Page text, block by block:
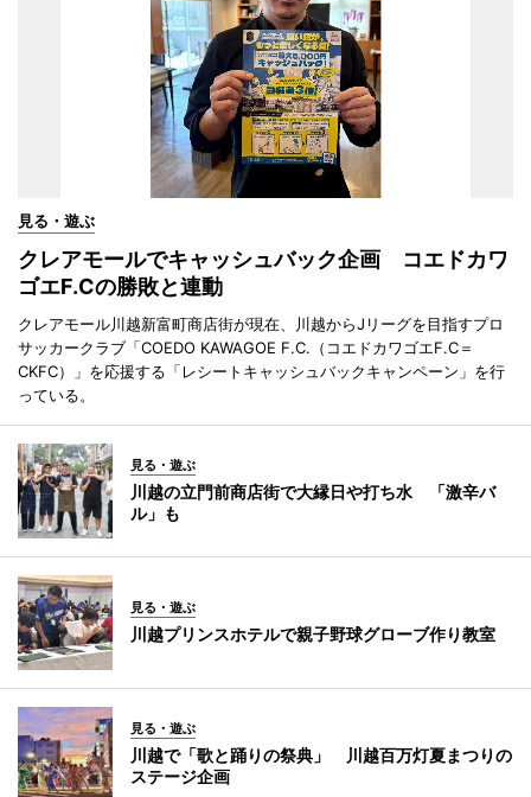
見る・遊ぶ
クレアモールでキャッシュバック企画 コエドカワ
ゴエF.Cの勝敗と連動
クレアモール川越新富町商店街が現在、川越からJリーグを目指すプロ
サッカークラブ「COEDO KAWAGOE F.C.（コエドカワゴエF.C＝
CKFC）」を応援する「レシートキャッシュバックキャンペーン」を行
っている。
見る・遊ぶ
川越の立門前商店街で大縁日や打ち水 「激辛バ
ル」も
見る・遊ぶ
川越プリンスホテルで親子野球グローブ作り教室
見る・遊ぶ
川越で「歌と踊りの祭典」 川越百万灯夏まつりの
ステージ企画